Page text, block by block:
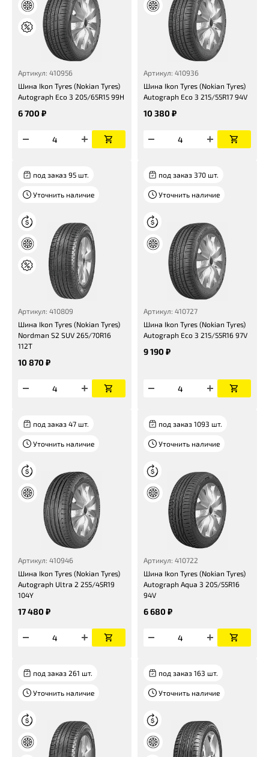
Артикул: 410956
Шина Ikon Tyres (Nokian Tyres)
Autograph Eco 3 205/65R15 99H
6 700 ₽
Артикул: 410936
Шина Ikon Tyres (Nokian Tyres)
Autograph Eco 3 215/55R17 94V
10 380 ₽
под заказ 95 шт.
Уточнить наличие
Артикул: 410809
Шина Ikon Tyres (Nokian Tyres)
Nordman S2 SUV 265/70R16
112T
10 870 ₽
под заказ 370 шт.
Уточнить наличие
Артикул: 410727
Шина Ikon Tyres (Nokian Tyres)
Autograph Eco 3 215/55R16 97V
9 190 ₽
под заказ 47 шт.
Уточнить наличие
Артикул: 410946
Шина Ikon Tyres (Nokian Tyres)
Autograph Ultra 2 255/45R19
104Y
17 480 ₽
под заказ 1093 шт.
Уточнить наличие
Артикул: 410722
Шина Ikon Tyres (Nokian Tyres)
Autograph Aqua 3 205/55R16
94V
6 680 ₽
под заказ 261 шт.
Уточнить наличие
под заказ 163 шт.
Уточнить наличие